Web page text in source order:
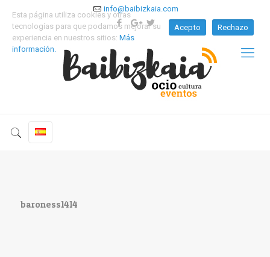
info@baibizkaia.com
baroness1414
Esta página utiliza cookies y otras
tecnologías para que podamos mejorar su
experiencia en nuestros sitios: Más
información.
Acepto Rechazo